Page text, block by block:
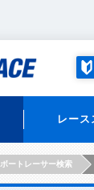
レー
ボートレーサー検索